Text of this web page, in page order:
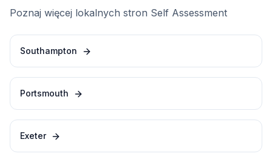
Poznaj więcej lokalnych stron Self Assessment
Southampton
Portsmouth
Exeter